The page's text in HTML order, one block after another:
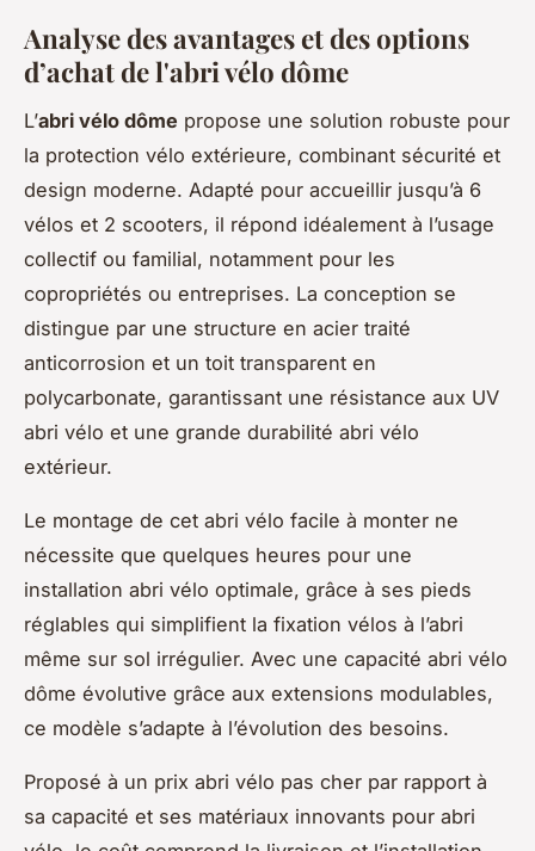
Analyse des avantages et des options
d’achat de l'abri vélo dôme
L’abri vélo dôme propose une solution robuste pour
la protection vélo extérieure, combinant sécurité et
design moderne. Adapté pour accueillir jusqu’à 6
vélos et 2 scooters, il répond idéalement à l’usage
collectif ou familial, notamment pour les
copropriétés ou entreprises. La conception se
distingue par une structure en acier traité
anticorrosion et un toit transparent en
polycarbonate, garantissant une résistance aux UV
abri vélo et une grande durabilité abri vélo
extérieur.
Le montage de cet abri vélo facile à monter ne
nécessite que quelques heures pour une
installation abri vélo optimale, grâce à ses pieds
réglables qui simplifient la fixation vélos à l’abri
même sur sol irrégulier. Avec une capacité abri vélo
dôme évolutive grâce aux extensions modulables,
ce modèle s’adapte à l’évolution des besoins.
Proposé à un prix abri vélo pas cher par rapport à
sa capacité et ses matériaux innovants pour abri